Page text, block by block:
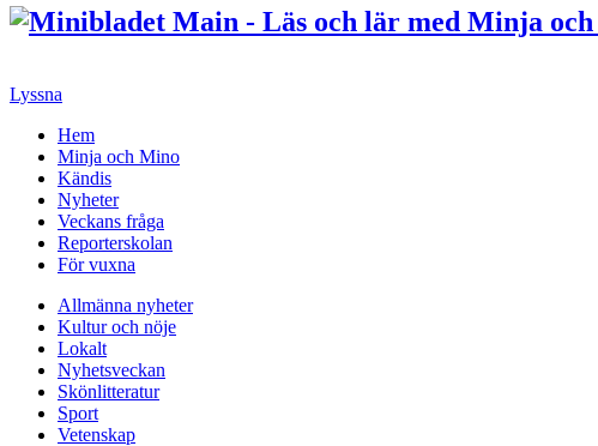
Hoppa
Lyssna
Hem
Minja och Mino
Kändis
Nyheter
Veckans fråga
Reporterskolan
För vuxna
Allmänna nyheter
Kultur och nöje
Lokalt
Nyhetsveckan
Skönlitteratur
Sport
Vetenskap